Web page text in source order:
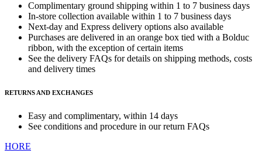
Complimentary ground shipping within 1 to 7 business days
In-store collection available within 1 to 7 business days
Next-day and Express delivery options also available
Purchases are delivered in an orange box tied with a Bolduc
ribbon, with the exception of certain items
See the delivery FAQs for details on shipping methods, costs
and delivery times
RETURNS AND EXCHANGES
Easy and complimentary, within 14 days
See conditions and procedure in our return FAQs
HORE